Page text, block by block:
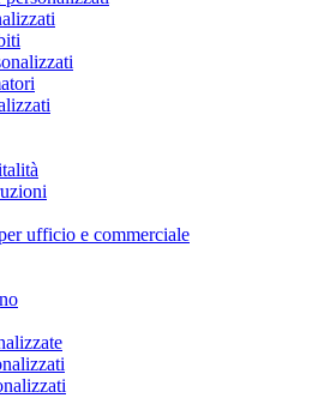
ufficio e commerciale